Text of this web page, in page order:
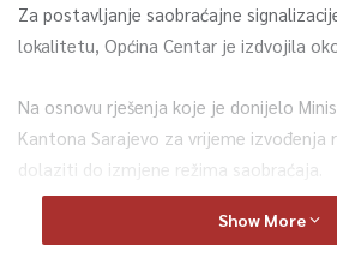
Za postavljanje saobraćajne
lokalitetu, Općina Centar je izdvojila
Na osnovu rješenja koje je donijelo
Kantona Sarajevo za vrijeme izvođenja
dolaziti do izmjene režima saobraćaja.
U narednom periodu projekat će se
Show More